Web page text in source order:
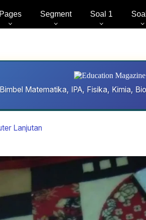
Pages Segment Soal 1
Matematika, IPA, Fisika, Kimia,
Lanjutan